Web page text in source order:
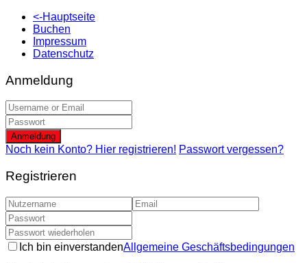
<-Hauptseite
Buchen
Impressum
Datenschutz
Anmeldung
Anmeldung
Noch kein Konto? Hier registrieren! Passwort vergessen?
Registrieren
Ich bin einverstandenAllgemeine Geschäftsbedingungen